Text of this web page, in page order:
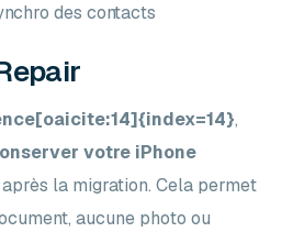
des contacts
,
votre iPhone
après la migration. Cela permet
aucune photo ou